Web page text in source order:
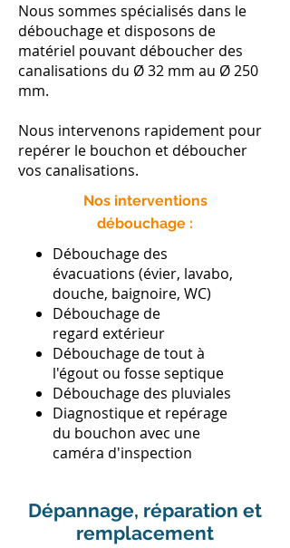
Nous sommes spécialisés dans le
débouchage et disposons de
matériel pouvant déboucher des
canalisations du Ø 32 mm au Ø 250
mm.
Nous intervenons rapidement pour
repérer le bouchon et déboucher
vos canalisations.
Nos interventions
débouchage :
Débouchage des
évacuations (évier, lavabo,
douche, baignoire, WC)
Débouchage de
regard extérieur
​Débouchage de tout à
l'égout ou fosse septique
Débouchage des pluviales
Diagnostique et repérage
du bouchon avec une
caméra d'inspection
Dépannage, réparation et
remplacement